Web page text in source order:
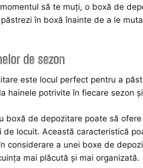
să te muți, o boxă de
în boxă înainte de a le
de sezon
este locul perfect pentru a
hainele potrivite în fiecare sezon
boxă de depozitare poate să
de locuit. Această caracteristică
considerare a unei boxe de
mai plăcută și mai organizată.